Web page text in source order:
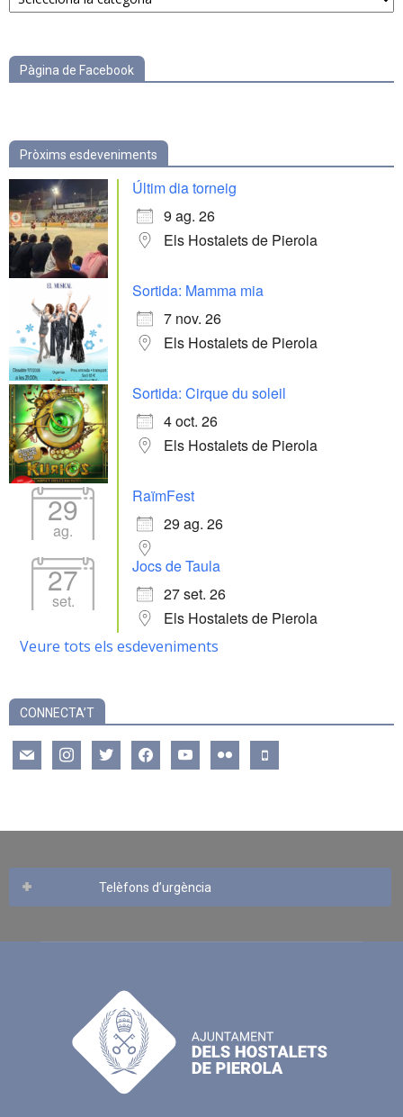
Pàgina de Facebook
Pròxims esdeveniments
Últim dia torneig
9 ag. 26
Els Hostalets de Pierola
Sortida: Mamma mia
7 nov. 26
Els Hostalets de Pierola
Sortida: Cirque du soleil
4 oct. 26
Els Hostalets de Pierola
29
ag.
RaïmFest
29 ag. 26
27
set.
Jocs de Taula
27 set. 26
Els Hostalets de Pierola
Veure tots els esdeveniments
CONNECTA’T
mail instagramtwitter facebookyoutube flickr mobile
Telèfons d’urgència